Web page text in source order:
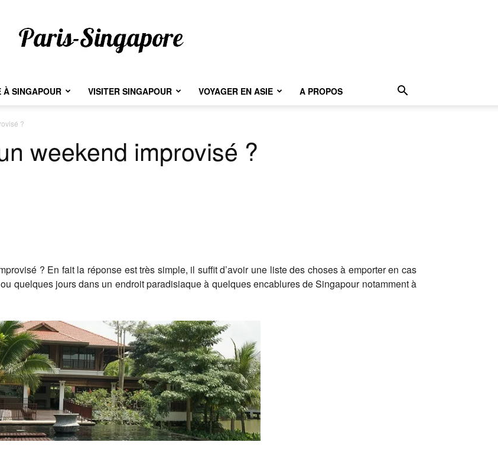
Paris-
À SINGAPOUR VISITER SINGAPOUR VOYAGER EN ASIE A PROPOS
?
weekend improvisé ?
? En fait la réponse est très simple, il suffit d’avoir une liste des choses à emporter en cas
quelques jours dans un endroit paradisiaque à quelques encablures de Singapour notamment à